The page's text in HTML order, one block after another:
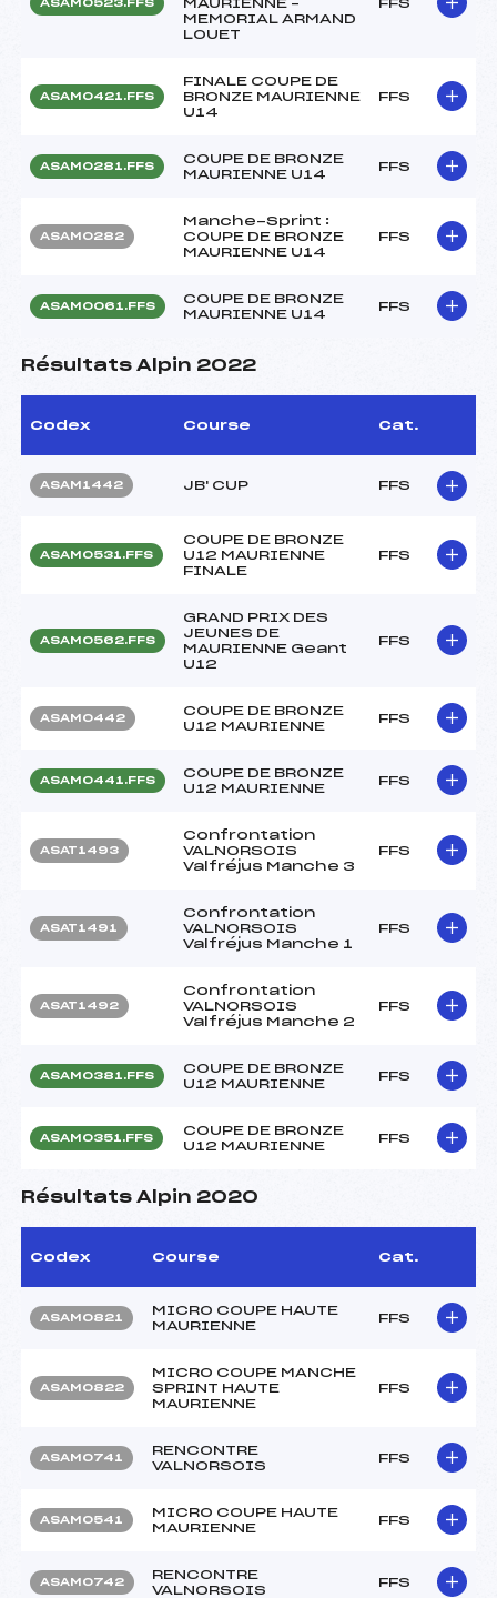
ASAM0523.FFS
MAURIENNE –
MEMORIAL ARMAND
LOUET
FFS
ASAM0421.FFS
FINALE COUPE DE
BRONZE MAURIENNE
U14
FFS
ASAM0281.FFS
COUPE DE BRONZE
MAURIENNE U14
FFS
ASAM0282
Manche-Sprint :
COUPE DE BRONZE
MAURIENNE U14
FFS
ASAM0061.FFS
COUPE DE BRONZE
MAURIENNE U14
FFS
Résultats Alpin 2022
Codex Course Cat.
ASAM1442 JB' CUP FFS
ASAM0531.FFS
COUPE DE BRONZE
U12 MAURIENNE
FINALE
FFS
ASAM0562.FFS
GRAND PRIX DES
JEUNES DE
MAURIENNE Geant
U12
FFS
ASAM0442
COUPE DE BRONZE
U12 MAURIENNE
FFS
ASAM0441.FFS
COUPE DE BRONZE
U12 MAURIENNE
FFS
ASAT1493
Confrontation
VALNORSOIS
Valfréjus Manche 3
FFS
ASAT1491
Confrontation
VALNORSOIS
Valfréjus Manche 1
FFS
ASAT1492
Confrontation
VALNORSOIS
Valfréjus Manche 2
FFS
ASAM0381.FFS
COUPE DE BRONZE
U12 MAURIENNE
FFS
ASAM0351.FFS
COUPE DE BRONZE
U12 MAURIENNE
FFS
Résultats Alpin 2020
Codex Course Cat.
ASAM0821
MICRO COUPE HAUTE
MAURIENNE
FFS
ASAM0822
MICRO COUPE MANCHE
SPRINT HAUTE
MAURIENNE
FFS
ASAM0741
RENCONTRE
VALNORSOIS
FFS
ASAM0541
MICRO COUPE HAUTE
MAURIENNE
FFS
ASAM0742
RENCONTRE
VALNORSOIS
FFS